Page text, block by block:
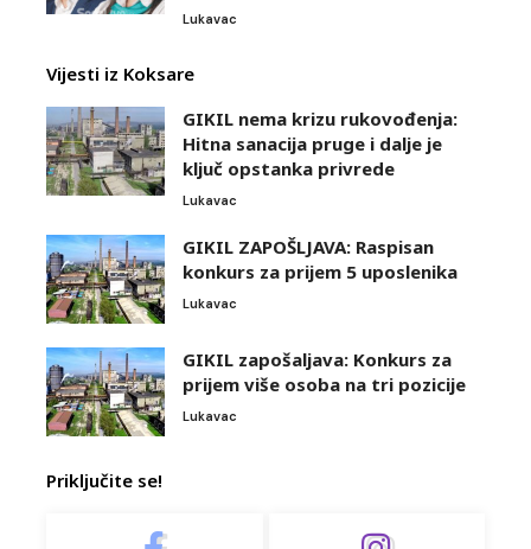
Lukavac
Vijesti iz Koksare
GIKIL nema krizu rukovođenja:
Hitna sanacija pruge i dalje je
ključ opstanka privrede
Lukavac
GIKIL ZAPOŠLJAVA: Raspisan
konkurs za prijem 5 uposlenika
Lukavac
GIKIL zapošaljava: Konkurs za
prijem više osoba na tri pozicije
Lukavac
Priključite se!